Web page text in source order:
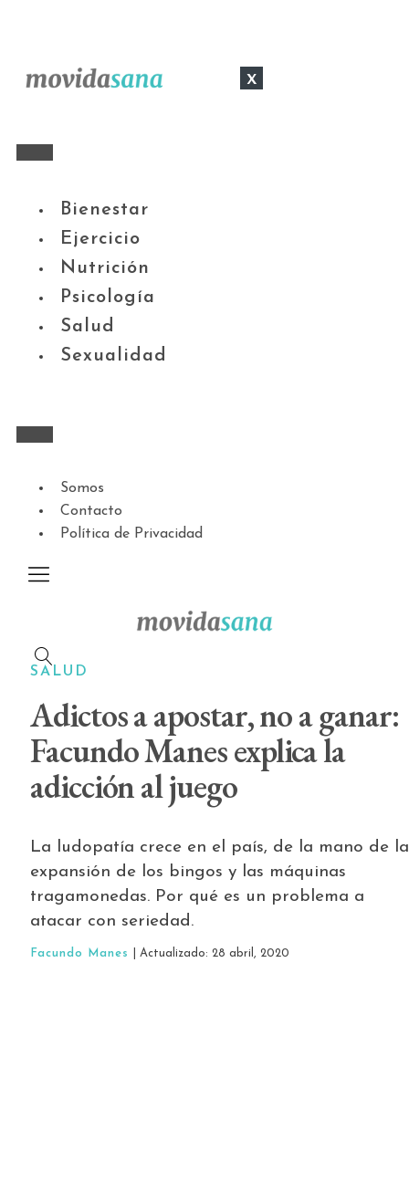
x
Bienestar
Ejercicio
Nutrición
Psicología
Salud
Sexualidad
Somos
Contacto
Política de Privacidad
SALUD
Adictos a apostar, no a ganar:
Facundo Manes explica la
adicción al juego
La ludopatía crece en el país, de la mano de la
expansión de los bingos y las máquinas
tragamonedas. Por qué es un problema a
atacar con seriedad.
Facundo Manes | Actualizado: 28 abril, 2020